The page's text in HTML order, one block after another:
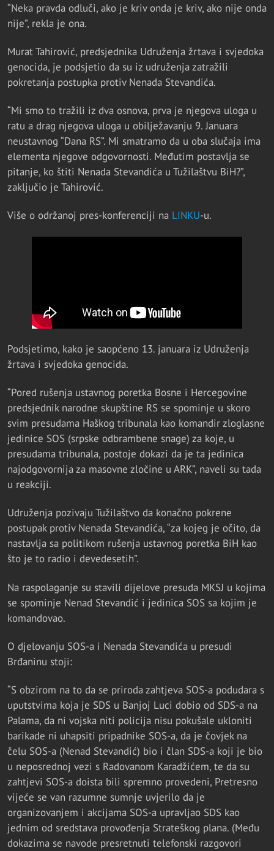
“Neka pravda odluči, ako je kriv onda je kriv, ako nije onda
nije”, rekla je ona.
Murat Tahirović, predsjednika Udruženja žrtava i svjedoka
genocida, je podsjetio da su iz udruženja zatražili
pokretanja postupka protiv Nenada Stevandića.
“Mi smo to tražili iz dva osnova, prva je njegova uloga u
ratu a drag njegova uloga u obilježavanju 9. Januara
neustavnog “Dana RS”. Mi smatramo da u oba slučaja ima
elementa njegove odgovornosti. Međutim postavlja se
pitanje, ko štiti Nenada Stevandića u Tužilaštvu BiH?”,
zaključio je Tahirović.
Više o održanoj pres-konferenciji na LINKU-u.
Podsjetimo, kako je saopćeno 13. januara iz Udruženja
žrtava i svjedoka genocida.
“Pored rušenja ustavnog poretka Bosne i Hercegovine
predsjednik narodne skupštine RS se spominje u skoro
svim presudama Haškog tribunala kao komandir zloglasne
jedinice SOS (srpske odbrambene snage) za koje, u
presudama tribunala, postoje dokazi da je ta jedinica
najodgovornija za masovne zločine u ARK”, naveli su tada
u reakciji.
Udruženja pozivaju Tužilaštvo da konačno pokrene
postupak protiv Nenada Stevandića, “za kojeg je očito, da
nastavlja sa politikom rušenja ustavnog poretka BiH kao
što je to radio i devedesetih”.
Na raspolaganje su stavili dijelove presuda MKSJ u kojima
se spominje Nenad Stevandić i jedinica SOS sa kojim je
komandovao.
O djelovanju SOS-a i Nenada Stevandića u presudi
Brđaninu stoji:
“S obzirom na to da se priroda zahtjeva SOS-a podudara s
uputstvima koja je SDS u Banjoj Luci dobio od SDS-a na
Palama, da ni vojska niti policija nisu pokušale ukloniti
barikade ni uhapsiti pripadnike SOS-a, da je čovjek na
čelu SOS-a (Nenad Stevandić) bio i član SDS-a koji je bio
u neposrednoj vezi s Radovanom Karadžićem, te da su
zahtjevi SOS-a doista bili spremno provedeni, Pretresno
vijeće se van razumne sumnje uvjerilo da je
organizovanjem i akcijama SOS-a upravljao SDS kao
jednim od sredstava provođenja Strateškog plana. (Među
dokazima se navode presretnuti telefonski razgovori